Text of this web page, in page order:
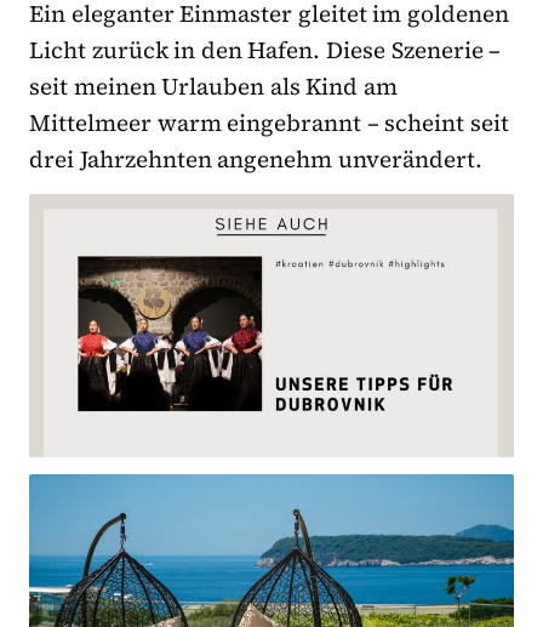
Ein eleganter Einmaster gleitet im goldenen
Licht zurück in den Hafen. Diese Szenerie –
seit meinen Urlauben als Kind am
Mittelmeer warm eingebrannt – scheint seit
drei Jahrzehnten angenehm unverändert.